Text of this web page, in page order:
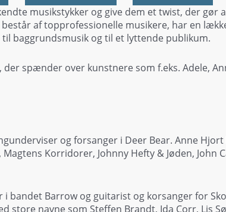
musikstykker og give dem et twist, der gør
af topprofessionelle musikere, har en
baggrundsmusik og til et lyttende publikum.
spænder over kunstnere som f.eks. Adele,
og forsanger i Deer Bear. Anne
Korridorer, Johnny Hefty & Jøden, John
i bandet Barrow og guitarist og korsanger for
store navne som Steffen Brandt, Ida Corr, Lis